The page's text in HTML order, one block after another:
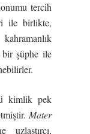
tercih
ile birlikte,
şüphe ile
kimlik pek
Mater